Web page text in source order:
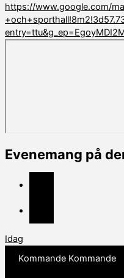
https://www.google.com/
Evenemang på
Idag
Kommande Kommande